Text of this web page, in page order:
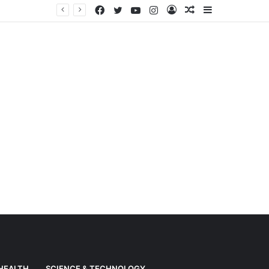
Random
Log
Instagram
YouTube
Twitter
Facebook